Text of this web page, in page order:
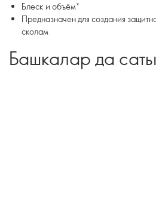
Блеск и объём*
Предназначен для создания
сколам
Башкалар да